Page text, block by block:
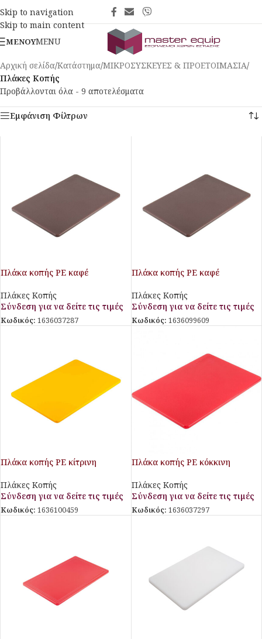
Skip to navigation
Skip to main content
ΜΕΝΟΎMENU
Αρχική σελίδα/Κατάστημα/ΜΙΚΡΟΣΥΣΚΕΥΕΣ & ΠΡΟΕΤΟΙΜΑΣΙΑ/
Πλάκες Κοπής
Προβάλλονται όλα - 9 αποτελέσματα
Εμφάνιση Φίλτρων
Πλάκα κοπής PE καφέ
Πλάκες Κοπής
Σύνδεση για να δείτε τις τιμές
Κωδικός: 1636037287
Πλάκα κοπής PE καφέ
Πλάκες Κοπής
Σύνδεση για να δείτε τις τιμές
Κωδικός: 1636099609
Πλάκα κοπής PE κίτρινη
Πλάκες Κοπής
Σύνδεση για να δείτε τις τιμές
Κωδικός: 1636100459
Πλάκα κοπής PE κόκκινη
Πλάκες Κοπής
Σύνδεση για να δείτε τις τιμές
Κωδικός: 1636037297